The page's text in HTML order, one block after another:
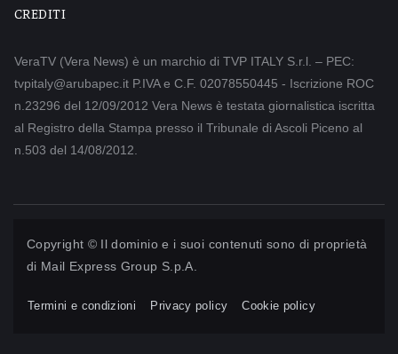
CREDITI
VeraTV (Vera News) è un marchio di TVP ITALY S.r.l. – PEC:
tvpitaly@arubapec.it P.IVA e C.F. 02078550445 - Iscrizione ROC
n.23296 del 12/09/2012 Vera News è testata giornalistica iscritta
al Registro della Stampa presso il Tribunale di Ascoli Piceno al
n.503 del 14/08/2012.
Copyright © Il dominio e i suoi contenuti sono di proprietà
di Mail Express Group S.p.A.
Termini e condizioni Privacy policy Cookie policy